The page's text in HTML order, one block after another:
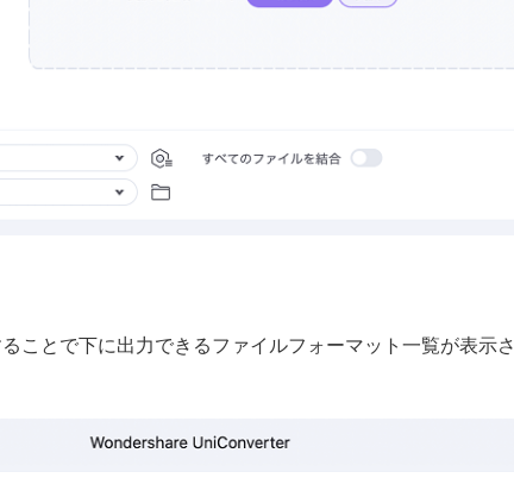
ことで下に出力できるファイルフォーマット一覧が表示